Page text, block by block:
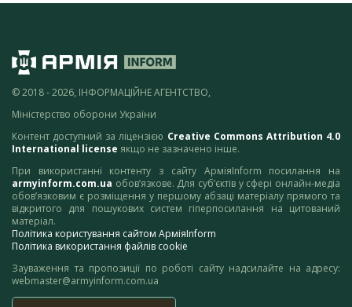
© 2018 - 2026, ІНФОРМАЦІЙНЕ АГЕНТСТВО,
Міністерство оборони України
Контент доступний за ліцензією Creative Commons Attribution 4.0
International license якщо не зазначено інше.
При використанні контенту з сайту АрміяInform посилання на
armyinform.com.ua обов’язкове. Для суб’єктів у сфері онлайн-медіа
обов’язковим є розміщення у першому абзаці матеріалу прямого та
відкритого для пошукових систем гіперпосилання на цитований
матеріал.
Політика користування сайтом АрміяInform
Політика використання файлів cookie
Зауваження та пропозиції по роботі сайту надсилайте на адресу:
webmaster@armyinform.com.ua